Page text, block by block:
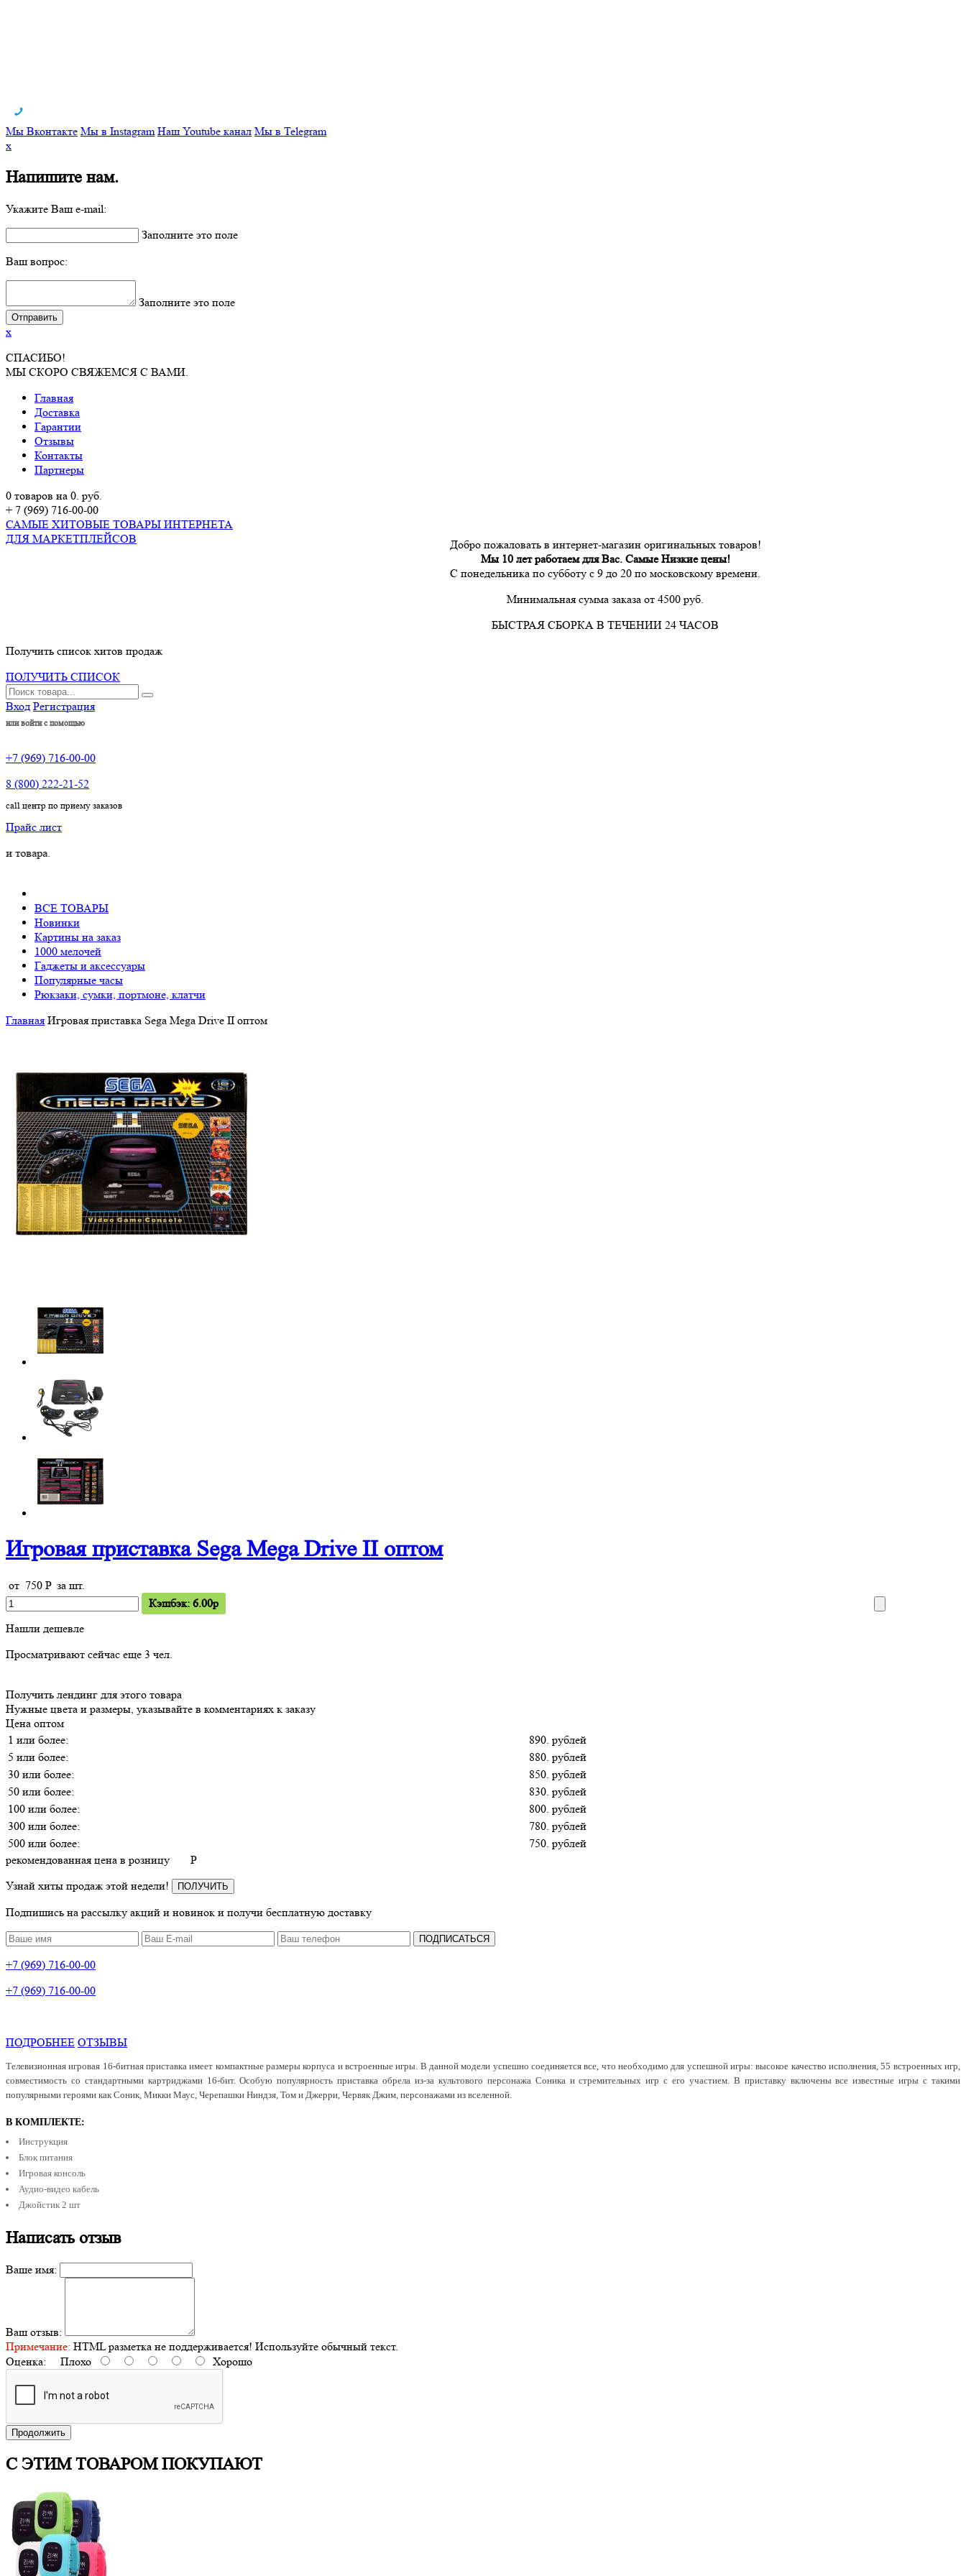
Мы Вконтакте Мы в Instagram Наш Youtube канал Мы в Telegram
x
Напишите нам.
Укажите Ваш e-mail:
Заполните это поле
Ваш вопрос:
Заполните это поле
x
СПАСИБО!
МЫ СКОРО СВЯЖЕМСЯ С ВАМИ.
Главная
Доставка
Гарантии
Отзывы
Контакты
Партнеры
0 товаров на 0. руб.
+ 7 (969) 716-00-00
САМЫЕ ХИТОВЫЕ ТОВАРЫ ИНТЕРНЕТА
ДЛЯ МАРКЕТПЛЕЙСОВ
Добро пожаловать в интернет-магазин оригинальных товаров!
Мы 10 лет работаем для Вас. Самые Низкие цены!
С понедельника по субботу с 9 до 20 по московскому времени.
Минимальная сумма заказа от 4500 руб.
БЫСТРАЯ СБОРКА В ТЕЧЕНИИ 24 ЧАСОВ
Получить список хитов продаж
ПОЛУЧИТЬ СПИСОК
Вход Регистрация
или войти с помощью
+7 (969) 716-00-00
8 (800) 222-21-52
call центр по приему заказов
Прайс лист
ВСЕ ТОВАРЫ
Новинки
Картины на заказ
1000 мелочей
Гаджеты и аксессуары
Популярные часы
Рюкзаки, сумки, портмоне, клатчи
Главная Игровая приставка Sega Mega Drive II оптом
Игровая приставка Sega Mega Drive II оптом
от 750 Pза шт.
Кэшбэк: 6.00p
Нашли дешевле
Просматривают сейчас еще 3 чел.
Получить лендинг для этого товара
Нужные цвета и размеры, указывайте в комментариях к заказу
Цена оптом
1 или более:
890. рублей
5 или более:
880. рублей
30 или более:
850. рублей
50 или более:
830. рублей
100 или более:
800. рублей
300 или более:
780. рублей
500 или более:
750. рублей
рекомендованная цена в розницу
P
Узнай хиты продаж этой недели!
ПОЛУЧИТЬ
Подпишись на рассылку акций и новинок и получи бесплатную доставку
ПОДПИСАТЬСЯ
+7 (969) 716-00-00
+7 (969) 716-00-00
ПОДРОБНЕЕ ОТЗЫВЫ
Телевизионная игровая 16-битная приставка имеет компактные размеры корпуса и встроенные игры. В данной модели успешно соединяется все, что необходимо для успешной игры: высокое качество исполнения, 55 встроенных игр,
совместимость со стандартными картриджами 16-бит. Особую популярность приставка обрела из-за культового персонажа Соника и стремительных игр с его участием. В приставку включены все известные игры с такими
популярными героями как Соник, Микки Маус, Черепашки Ниндзя, Том и Джерри, Червяк Джим, персонажами из вселенной.
В КОМПЛЕКТЕ:
Инструкция
Блок питания
Игровая консоль
Аудио-видео кабель
Джойстик 2 шт
Написать отзыв
Ваше имя:
Ваш отзыв:
Примечание: HTML разметка не поддерживается! Используйте обычный текст.
Оценка: Плохо Хорошо
Продолжить
С ЭТИМ ТОВАРОМ ПОКУПАЮТ